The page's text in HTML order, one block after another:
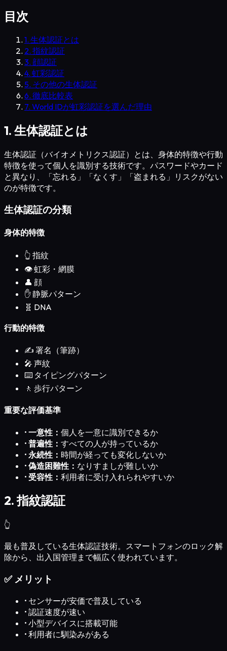
目次
1. 生体認証とは
2. 指紋認証
3. 顔認証
4. 虹彩認証
5. その他の生体認証
6. 徹底比較表
7. World IDが虹彩認証を選んだ理由
1. 生体認証とは
生体認証（バイオメトリクス認証）とは、身体的特徴や行動
特徴を使って個人を識別する技術です。パスワードやカード
と異なり、「忘れる」「なくす」「盗まれる」リスクがない
のが特徴です。
生体認証の分類
身体的特徴
👆 指紋
👁️虹彩・網膜
👤 顔
✋静脈パターン
🧬 DNA
行動的特徴
✍️ 署名（筆跡）
🎤 声紋
⌨️ タイピングパターン
🚶 歩行パターン
重要な評価基準
• 一意性： 個人を一意に識別できるか
• 普遍性： すべての人が持っているか
• 永続性： 時間が経っても変化しないか
• 偽造困難性： なりすましが難しいか
• 受容性： 利用者に受け入れられやすいか
2. 指紋認証
👆
最も普及している生体認証技術。スマートフォンのロック解
除から、出入国管理まで幅広く使われています。
✅ メリット
• センサーが安価で普及している
• 認証速度が速い
• 小型デバイスに搭載可能
• 利用者に馴染みがある